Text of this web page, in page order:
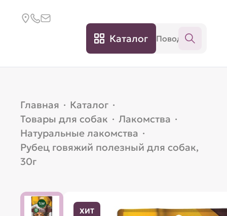
Каталог
Главная · Каталог ·
Товары для собак · Лакомства ·
Натуральные лакомства ·
Рубец говяжий полезный для собак,
30г
ХИТ